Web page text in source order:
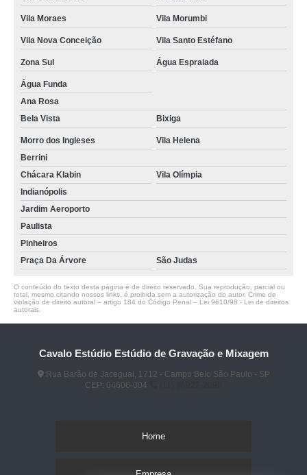
Vila Moraes Vila Morumbi
Vila Nova Conceição Vila Santo Estéfano
Zona Sul Água Espraiada
Água Funda
Ana Rosa
Bela Vista
Bixiga
Morro dos Ingleses
Vila Helena
Berrini
Chácara Klabin
Vila Olímpia
Indianópolis
Jardim Aeroporto
Paulista
Pinheiros
Praça Da Árvore
São Judas
O conteúdo do texto desta página é de direito reservado. Sua reprodução, parcial ou
total, mesmo citando nossos links, é proibida sem a autorização do autor. Crime de
violação de direito autoral – artigo 184 do Código Penal – Lei 9610/98 - Lei de direitos
autorais
Cavalo Estúdio Estúdio de Gravação e Mixagem
Rua Barão de Jaceguai, 1712 - Campo Belo São Paulo - SP
CEP: 04606-004
Home